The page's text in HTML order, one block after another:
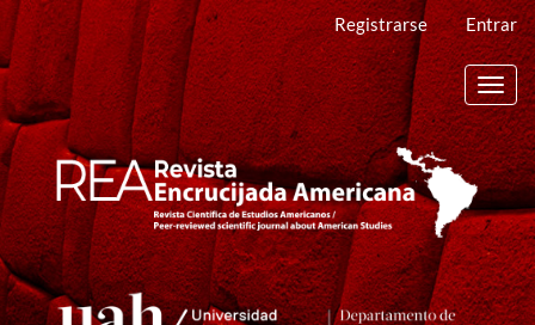
Navegación
principal
Contenido
principal
Barra
lateral
Registrarse Entrar